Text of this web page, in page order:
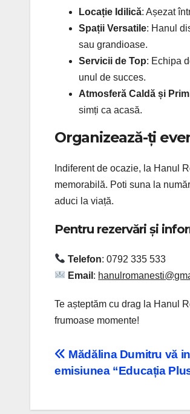
Locație Idilică: Așezat
Spații Versatile: Hanul
sau grandioase.
Servicii de Top: Echipa
unul de succes.
Atmosferă Caldă și
simți ca acasă.
Organizează-ți
Indiferent de ocazie, la Hanul
memorabilă. Poti suna la
aduci la viață.
Pentru rezervări și
Telefon: 0792 335 533
Email :
Te așteptăm cu drag la Hanul
frumoase momente!
Navigare
articole
Mădălina Dumitru vă
emisiunea “Educația